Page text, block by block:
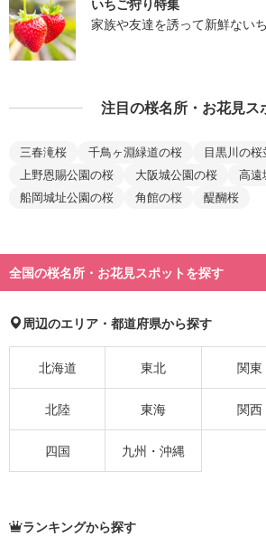
いちご狩り特集
家族や友達を誘って新鮮ない
注目の桜名所・お花見ス
三春滝桜 千鳥ヶ淵緑道の桜 目黒川の桜
上野恩賜公園の桜
大阪城公園の桜
高遠
船岡城址公園の桜
角館の桜 醍醐桜
全国の桜名所・お花見スポットを探す
周辺のエリア・都道府県から探す
北海道 東北 関東
北陸 東海 関西
四国 九州・沖縄
ランキングから探す